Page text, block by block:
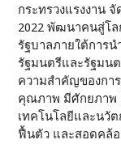
กระทรวงแรงงาน
2022 พัฒนาคนสู่โ
รัฐบาลภายใต้การ
รัฐมนตรีและรัฐมน
ความสำคัญของกา
คุณภาพ มีศักยภาพ
เทคโนโลยีและนวั
ฟื้นตัว และสอดคล้